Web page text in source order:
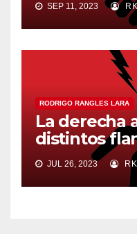
SEP 11, 2023
RODRIGO RANGLES LARA
La derecha
distintos
JUL 26, 2023 RK